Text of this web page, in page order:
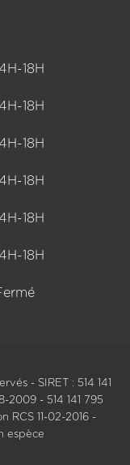
18H
18H
18H
18H
18H
18H
- SIRET : 514 141
2009 - 514 141 795
RCS 11-02-2016 -
espèce